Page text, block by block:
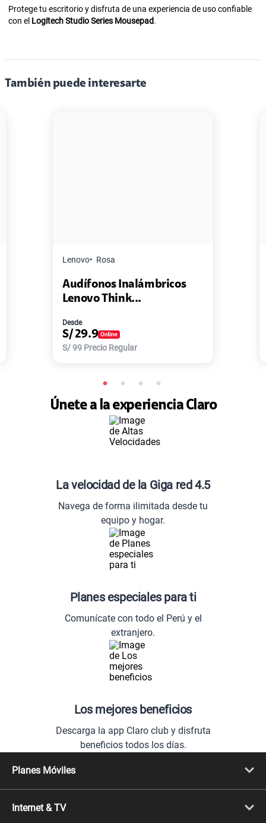
Protege tu escritorio y disfruta de una experiencia de uso confiable
con el Logitech Studio Series Mousepad.
También puede interesarte
Inalámbricos
Pack de 2
Únete a la experiencia Claro
La velocidad de la Giga red 4.5
Navega de forma ilimitada desde tu
equipo y hogar.
Planes especiales para ti
Comunícate con todo el Perú y el
extranjero.
Los mejores beneficios
Descarga la app Claro club y disfruta
beneficios todos los días.
Planes Móviles
Línea Nueva
Línea Adicional
Internet & TV